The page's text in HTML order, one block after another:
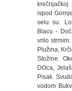
ispod
selu su:
Blacu -
vrilo
Plužina,
Stožine.
DOca,
Pisak.
vodom